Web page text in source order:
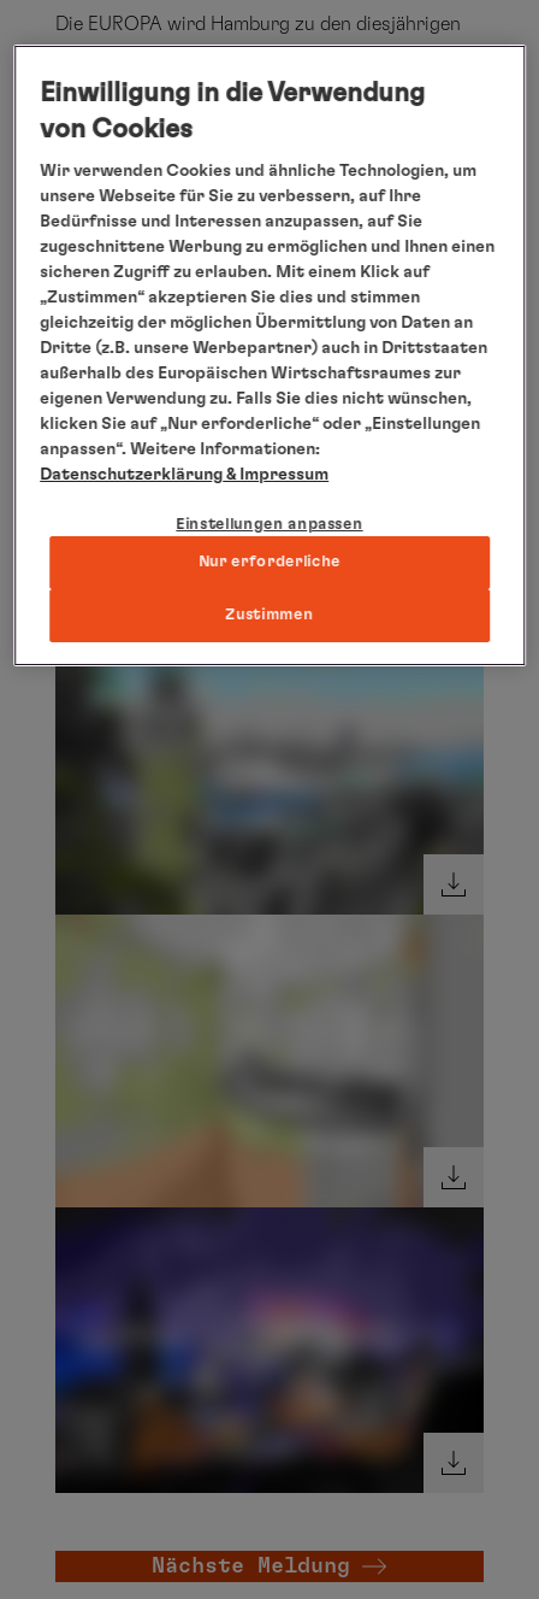
Die EUROPA wird Hamburg zu den diesjährigen
2017 anlaufen. Im Rahmen der Auslaufparade
begibt sie sich auf eine Reise über Oslo und
musikalisch begleitet wird.
Die EUROPA 2 wird bereits am Freitagabend in
Hamburg sein. Mit der Auslaufparade startet die
UNPLUGGED-Festival Reise, bei der die Gäste
Künstler der Pop- und Soulszene in der
Atmosphäre intimer, fast privater Clubkonzerte
hautnah erleben. Auf der 4-tägigen Kreuzfahrt
von Hamburg über Amsterdam nach Hamburg
treten SEVEN, Johannes Oerding, Anna
Hamburg, August 2017
Nächste Meldung
Einwilligung in die Verwendung
von Cookies
Wir verwenden Cookies und ähnliche Technologien, um
unsere Webseite für Sie zu verbessern, auf Ihre
Bedürfnisse und Interessen anzupassen, auf Sie
zugeschnittene Werbung zu ermöglichen und Ihnen einen
sicheren Zugriff zu erlauben. Mit einem Klick auf
„Zustimmen“ akzeptieren Sie dies und stimmen
gleichzeitig der möglichen Übermittlung von Daten an
Dritte (z.B. unsere Werbepartner) auch in Drittstaaten
außerhalb des Europäischen Wirtschaftsraumes zur
eigenen Verwendung zu. Falls Sie dies nicht wünschen,
klicken Sie auf „Nur erforderliche“ oder „Einstellungen
anpassen“. Weitere Informationen:
Datenschutzerklärung & Impressum
Einstellungen anpassen
Nur erforderliche
Zustimmen